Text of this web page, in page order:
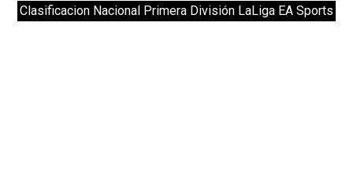
Clasificacion Nacional Primera División LaLiga EA Sports